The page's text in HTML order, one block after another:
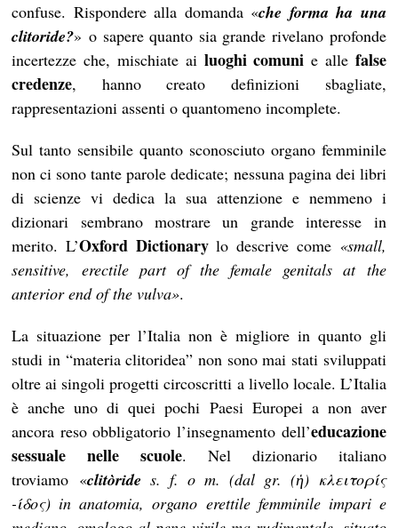
confuse. Rispondere alla domanda «che forma ha una
clitoride?» o sapere quanto sia grande rivelano profonde
incertezze che, mischiate ai luoghi comuni e alle false
credenze, hanno creato definizioni sbagliate,
rappresentazioni assenti o quantomeno incomplete.
Sul tanto sensibile quanto sconosciuto organo femminile
non ci sono tante parole dedicate; nessuna pagina dei libri
di scienze vi dedica la sua attenzione e nemmeno i
dizionari sembrano mostrare un grande interesse in
merito. L’Oxford Dictionarylo descrive come «small,
sensitive, erectile part of the female genitals at the
anterior end of the vulva».
La situazione per l’Italia non è migliore in quanto gli
studi in “materia clitoridea” non sono mai stati sviluppati
oltre ai singoli progetti circoscritti a livello locale. L’Italia
è anche uno di quei pochi Paesi Europei a non aver
ancora reso obbligatorio l’insegnamento dell’educazione
sessuale nelle scuole. Nel dizionario italiano
troviamo «clitòride s. f. o m. (dal gr. (ἡ) κλειτορίς
-ίδος) in anatomia, organo erettile femminile impari e